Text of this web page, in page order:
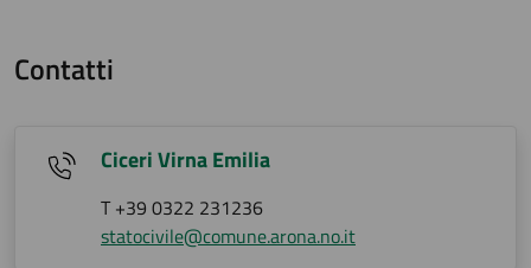
Contatti
Ciceri Virna Emilia
T +39 0322 231236
statocivile@comune.arona.no.it